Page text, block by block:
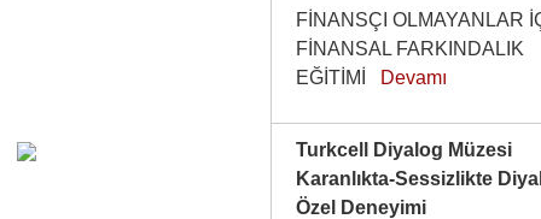
FİNANSÇI OLMAYANLAR
FİNANSAL FARKINDALIK
EĞİTİMİ Devamı
Turkcell Diyalog Müzesi
Karanlıkta-Sessizlikte
Özel Deneyimi